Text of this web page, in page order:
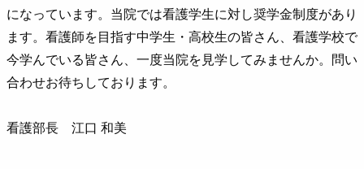
になっています。当院では看護学生に対し奨学金制度があり
ます。看護師を目指す中学生・高校生の皆さん、看護学校で
今学んでいる皆さん、一度当院を見学してみませんか。問い
合わせお待ちしております。
看護部長 江口 和美